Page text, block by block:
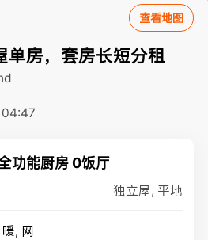
查看地图
单房，套房长短分租
功能厨房 0饭厅
独立屋, 平地
, 网